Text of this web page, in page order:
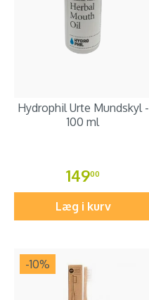
Hydrophil Urte Mundskyl -
100 ml
14900
Læg i kurv
-10%